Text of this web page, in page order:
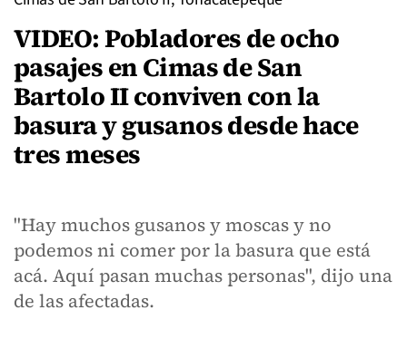
VIDEO: Pobladores de ocho
pasajes en Cimas de San
Bartolo II conviven con la
basura y gusanos desde hace
tres meses
"Hay muchos gusanos y moscas y no
podemos ni comer por la basura que está
acá. Aquí pasan muchas personas", dijo una
de las afectadas.